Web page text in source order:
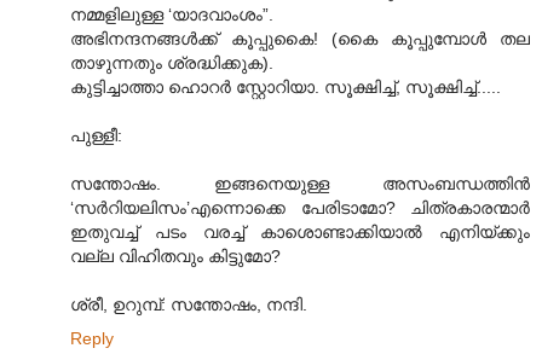
നമ്മളിലുള്ള ‘യാദവാംശം”.
അഭിനന്ദനങ്ങള്‍ക്ക് കൂപ്പുകൈ! (കൈ കൂപ്പുമ്പോള്‍ തല
താഴുന്നതും ശ്രദ്ധിക്കുക).
കുട്ടിച്ചാത്താ ഹൊറര്‍ സ്റ്റോറിയാ. സൂക്ഷിച്ച്, സൂക്ഷിച്ച്.....
പുള്ളീ:
സന്തോഷം. ഇങ്ങനെയുള്ള അസംബന്ധത്തിന്‍
‘സര്‍റിയലിസം’എന്നൊക്കെ പേരിടാമോ? ചിത്രകാരന്മാര്‍
ഇതുവച്ച് പടം വരച്ച് കാശൊണ്ടാക്കിയാല്‍ എനിയ്ക്കും
വല്ല വിഹിതവും കിട്ടുമോ?
ശ്രീ, ഉറുമ്പ്: സന്തോഷം, നന്ദി.
Reply